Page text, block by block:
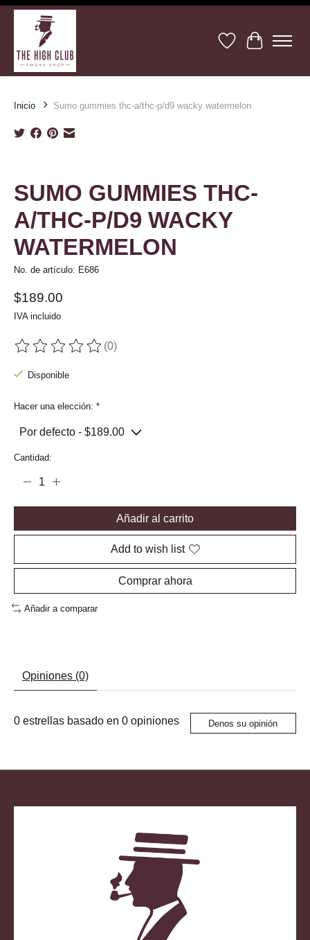
Lista de deseos
Cesta
Inicio Sumo gummies thc-a/thc-p/d9 wacky watermelon
SUMO GUMMIES THC-
A/THC-P/D9 WACKY
WATERMELON
No. de artículo: E686
$189.00
IVA incluido
The rating of this product is
(0)
Disponible
Hacer una elección: *
Cantidad:
Añadir al carrito
Add to wish list
Comprar ahora
Añadir a comparar
Opiniones (0)
0 estrellas basado en 0 opiniones Denos su opinión